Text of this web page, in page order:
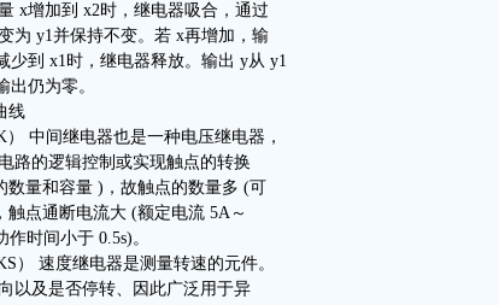
x增加到 x2时，继电器吸合，通过
为 y1并保持不变。若 x再增加，输
少到 x1时，继电器释放。输出 y从 y1
出仍为零。
线
中间继电器也是一种电压继电器，
路的逻辑控制或实现触点的转换
数量和容量 )，故触点的数量多 (可
触点通断电流大 (额定电流 5A～
时间小于 0.5s)。
） 速度继电器是测量转速的元件。
以及是否停转、因此广泛用于异